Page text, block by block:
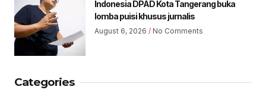
Indonesia DPAD Kota Tangerang buka
lomba puisi khusus jurnalis
August 6, 2026 No Comments
Categories